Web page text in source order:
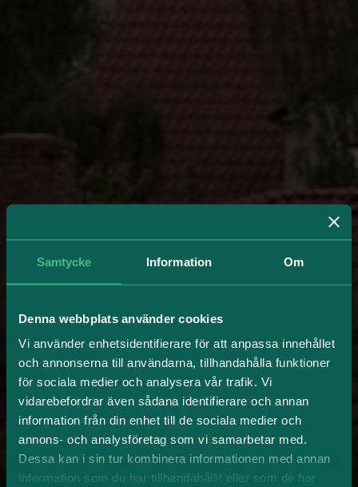
Samtycke Information Om
Denna webbplats använder cookies
Vi använder enhetsidentifierare för att anpassa innehållet
och annonserna till användarna, tillhandahålla funktioner
för sociala medier och analysera vår trafik. Vi
vidarebefordrar även sådana identifierare och annan
information från din enhet till de sociala medier och
annons- och analysföretag som vi samarbetar med.
Dessa kan i sin tur kombinera informationen med annan
information som du har tillhandahållit eller som de har